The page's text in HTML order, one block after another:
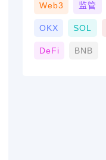
Web3 监管
OKX SOL
DeFi BNB